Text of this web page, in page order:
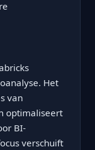
Het
van
optimaliseert
BI-
verschuift